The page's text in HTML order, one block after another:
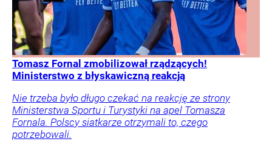
Tomasz Fornal zmobilizował rządzących!
Ministerstwo z błyskawiczną reakcją
Nie trzeba było długo czekać na reakcję ze strony
Ministerstwa Sportu i Turystyki na apel Tomasza
Fornala. Polscy siatkarze otrzymali to, czego
potrzebowali.